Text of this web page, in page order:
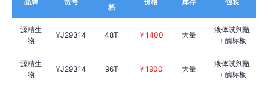
格
源桔生
物
YJ29314 48T ￥1400 大量
液体试剂瓶
＋酶标板
源桔生
物
YJ29314 96T ￥1900 大量
液体试剂瓶
＋酶标板